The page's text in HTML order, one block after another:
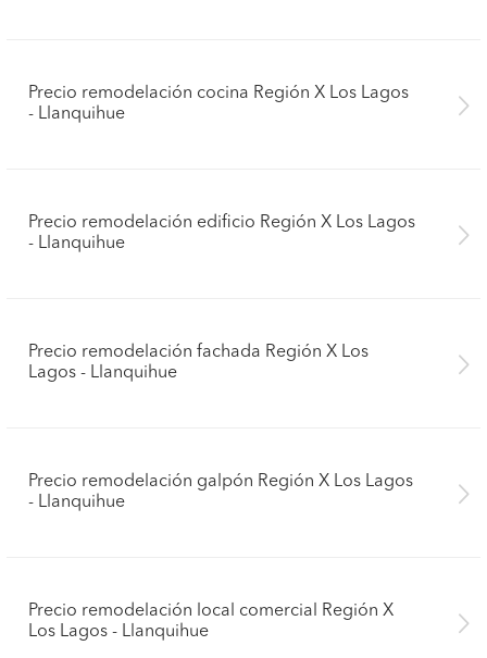
Precio remodelación cocina Región X Los Lagos
- Llanquihue
Precio remodelación edificio Región X Los Lagos
- Llanquihue
Precio remodelación fachada Región X Los
Lagos - Llanquihue
Precio remodelación galpón Región X Los Lagos
- Llanquihue
Precio remodelación local comercial Región X
Los Lagos - Llanquihue